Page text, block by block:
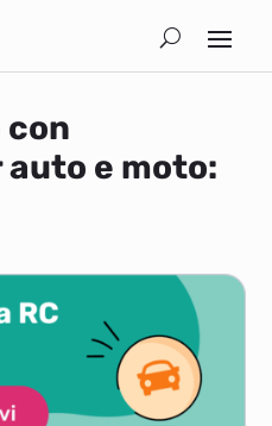
con
e moto: